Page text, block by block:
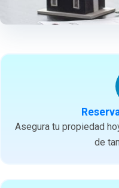
Asegura tu propiedad
de